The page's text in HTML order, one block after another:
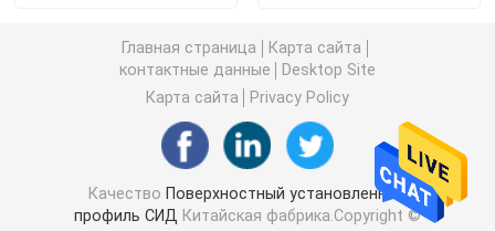
линейные света приведенные
Прокладки СИД УДАРА
Прокладки СИД SMD
Главная страница
Карта сайта
контактные данные
Desktop Site
Карта сайта
Privacy Policy
Качество Поверхностный установленный
профиль СИД
Китайская фабрика.Copyright ©